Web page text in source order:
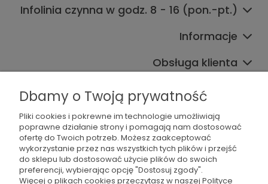
Infolinia czynna w godz. 8 - 16 (pon.-pt.)
Informacje
Obsługa klienta
Współpraca
536 042 061
Dbamy o Twoją prywatność
Pliki cookies i pokrewne im technologie umożliwiają
poprawne działanie strony i pomagają nam dostosować
ofertę do Twoich potrzeb. Możesz zaakceptować
wykorzystanie przez nas wszystkich tych plików i przejść
do sklepu lub dostosować użycie plików do swoich
preferencji, wybierając opcję "Dostosuj zgody".
Więcej o plikach cookies przeczytasz w naszej Polityce